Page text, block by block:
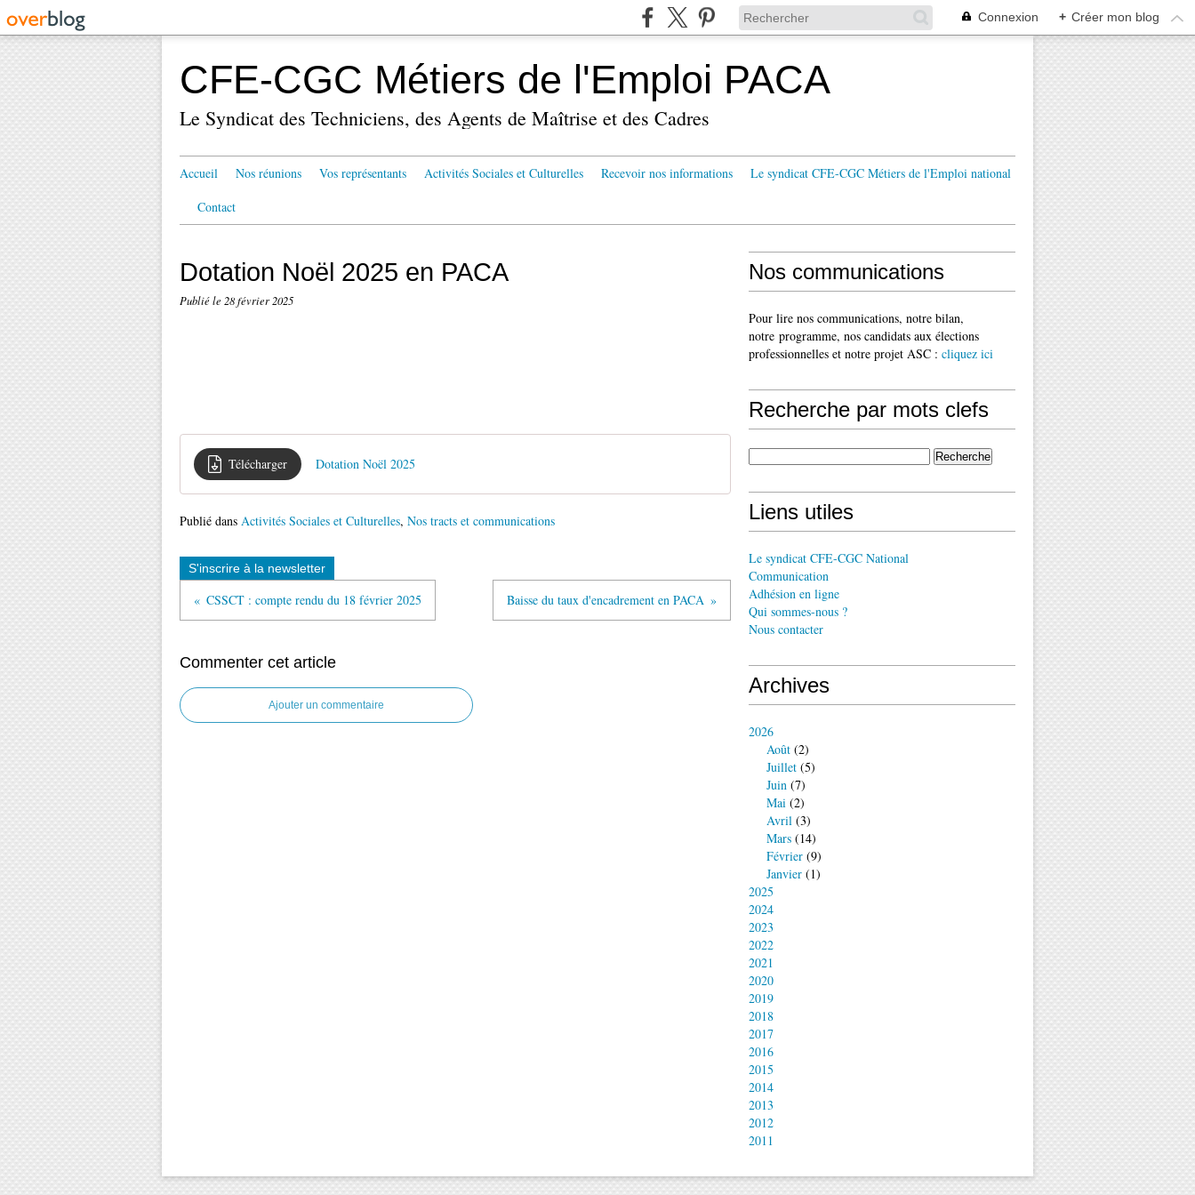
Connexion + Créer mon blog
CFE-CGC Métiers de l'Emploi PACA
Le Syndicat des Techniciens, des Agents de Maîtrise et des Cadres
Accueil Nos réunions Vos représentants Activités Sociales et Culturelles Recevoir nos informations
Le syndicat CFE-CGC Métiers de l'Emploi national
Contact
Dotation Noël 2025 en PACA
Publié le 28 février 2025
Télécharger Dotation Noël 2025
Publié dans Activités Sociales et Culturelles, Nos tracts et communications
S'inscrire à la newsletter
CSSCT : compte rendu du 18 février 2025 Baisse du taux d'encadrement en PACA
Commenter cet article
Ajouter un commentaire
Nos communications
Pour lire nos communications, notre bilan,
notre programme, nos candidats aux élections
professionnelles et notre projet ASC : cliquez ici
Recherche par mots clefs
Liens utiles
Le syndicat CFE-CGC National
Communication
Adhésion en ligne
Qui sommes-nous ?
Nous contacter
Archives
2026
Août (2)
Juillet (5)
Juin (7)
Mai (2)
Avril (3)
Mars (14)
Février (9)
Janvier (1)
2025
2024
2023
2022
2021
2020
2019
2018
2017
2016
2015
2014
2013
2012
2011